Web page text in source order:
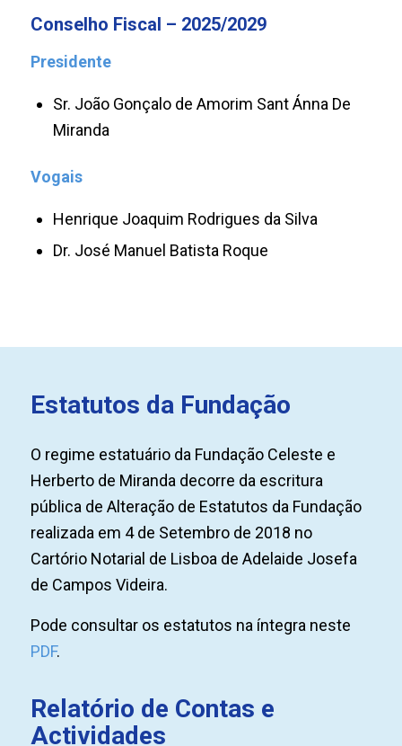
Conselho Fiscal – 2025/2029
Presidente
Sr. João Gonçalo de Amorim Sant Ánna De
Miranda
Vogais
Henrique Joaquim Rodrigues da Silva
Dr. José Manuel Batista Roque
Estatutos da Fundação
O regime estatuário da Fundação Celeste e
Herberto de Miranda decorre da escritura
pública de Alteração de Estatutos da Fundação
realizada em 4 de Setembro de 2018 no
Cartório Notarial de Lisboa de Adelaide Josefa
de Campos Videira.
Pode consultar os estatutos na íntegra neste
PDF.
Relatório de Contas e
Actividades